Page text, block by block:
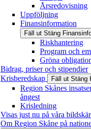
Årsredovisning
Uppföljning
Finansinformation
Fäll ut Stäng
Riskhantering
Program och
Gröna
Bidrag, priser och stipendier
Krisberedskap
Fäll ut Stäng
Region Skånes
ångest
Krisledning
Visas just nu på våra
Om Region Skåne på